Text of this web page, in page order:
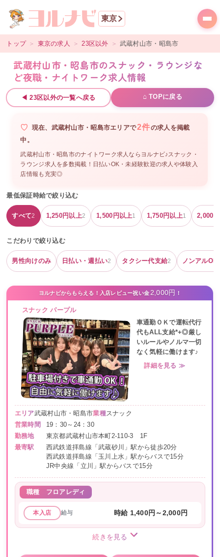
東京
トップ ＞ 東京の求人 ＞ 23区以外 ＞ 武蔵村山市・昭島市
武蔵村山市・昭島市のスナック・ラウンジな
ど夜職・ナイトワーク求人情報
◀23区以外の一覧へ戻る ⌂ TOPに戻る
現在、 武蔵村山市・昭島市エリアで2件の求人を掲載
中。
武蔵村山市・昭島市のナイトワーク求人ならヨルナビ♪スナック・
ラウンジ求人を多数掲載！日払いOK・未経験歓迎の求人や体験入
店情報も充実◎
最低保証時給で絞り込む
すべて2 1,250円以上2 1,500 円以上1 1,750円以上1 2,000
こだわりで絞り込む
男性向けのみ 日払い・週払い2 タクシー代支給2 ノンアルOK
ヨルナビからもらえる！入店レビュー祝い金2,000円 ！
スナック パープル
車通勤ＯＫで運転代行
代もALL支給*+◎厳し
いルールやノルマ一切
なく気軽に働けます♪
詳細を見る ≫
エリア武蔵村山市・昭島市業種スナック
営業時間
19：30～24：30
勤務地
東京都武蔵村山市本町2-110-3 1F
最寄駅
西武鉄道拝島線「武蔵砂川」駅から徒歩20分
西武鉄道拝島線「玉川上水」駅からバスで15分
JR中央線「立川」駅からバスで15分
職種 フロアレディ
本入店 給与 時給 1,400円～2,000円
続きを見る